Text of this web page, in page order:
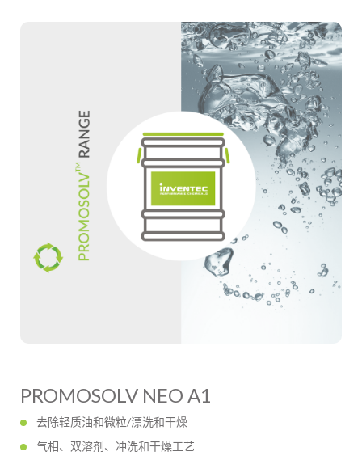
PROMOSOLV NEO A1
去除轻质油和微粒/漂洗和干燥
气相、双溶剂、冲洗和干燥工艺